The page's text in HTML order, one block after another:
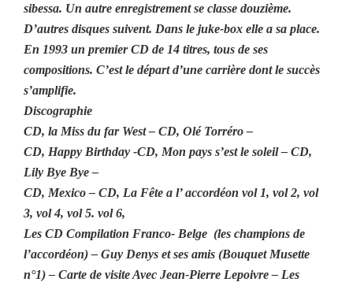
sibessa. Un autre enregistrement se classe douzième.
D’autres disques suivent. Dans le juke-box elle a sa place.
En 1993 un premier CD de 14 titres, tous de ses
compositions. C’est le départ d’une carrière dont le succès
s’amplifie.
Discographie
CD, la Miss du far West – CD, Olé Torréro –
CD, Happy Birthday -CD, Mon pays s’est le soleil – CD,
Lily Bye Bye –
CD, Mexico – CD, La Fête a l’ accordéon vol 1, vol 2, vol
3, vol 4, vol 5. vol 6,
Les CD Compilation Franco- Belge (les champions de
l’accordéon) – Guy Denys et ses amis (Bouquet Musette
n°1) – Carte de visite Avec Jean-Pierre Lepoivre – Les